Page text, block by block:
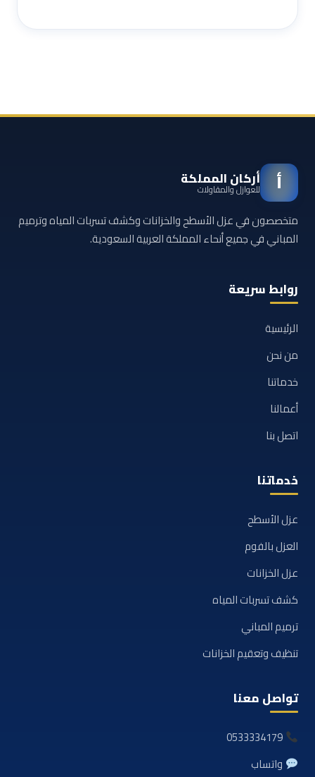
أ أركان المملكة
للعوازل والمقاولات
متخصصون في عزل الأسطح والخزانات وكشف تسربات المياه وترميم
المباني في جميع أنحاء المملكة العربية السعودية.
روابط سريعة
الرئيسية
من نحن
خدماتنا
أعمالنا
اتصل بنا
خدماتنا
عزل الأسطح
العزل بالفوم
عزل الخزانات
كشف تسربات المياه
ترميم المباني
تنظيف وتعقيم الخزانات
تواصل معنا
0533334179
واتساب